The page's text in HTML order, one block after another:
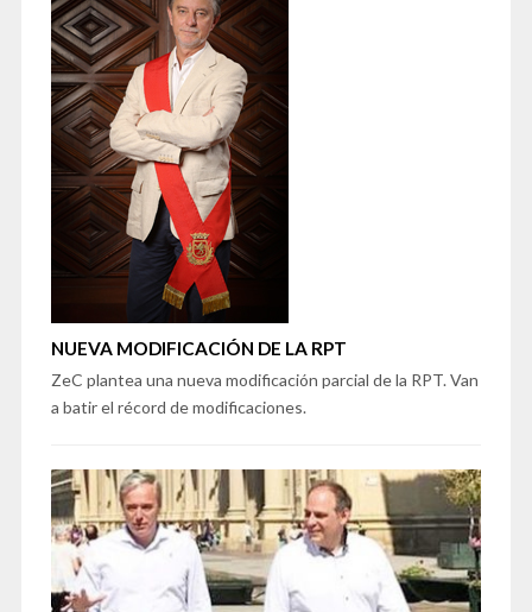
NUEVA MODIFICACIÓN DE LA RPT
ZeC plantea una nueva modificación parcial de la RPT. Van
a batir el récord de modificaciones.